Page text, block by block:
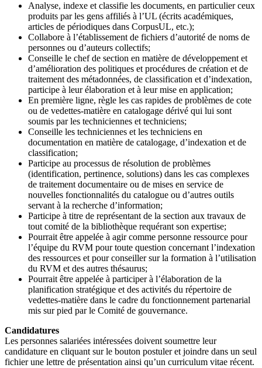
Analyse, indexe et classifie les documents, en particulier ceux
produits par les gens affiliés à l’UL (écrits académiques,
articles de périodiques dans CorpusUL, etc.);
Collabore à l’établissement de fichiers d’autorité de noms de
personnes ou d’auteurs collectifs;
Conseille le chef de section en matière de développement et
d’amélioration des politiques et procédures de création et de
traitement des métadonnées, de classification et d’indexation,
participe à leur élaboration et à leur mise en application;
En première ligne, règle les cas rapides de problèmes de cote
ou de vedettes-matière en catalogage dérivé qui lui sont
soumis par les techniciennes et techniciens;
Conseille les techniciennes et les techniciens en
documentation en matière de catalogage, d’indexation et de
classification;
Participe au processus de résolution de problèmes
(identification, pertinence, solutions) dans les cas complexes
de traitement documentaire ou de mises en service de
nouvelles fonctionnalités du catalogue ou d’autres outils
servant à la recherche d’information;
Participe à titre de représentant de la section aux travaux de
tout comité de la bibliothèque requérant son expertise;
Pourrait être appelée à agir comme personne ressource pour
l’équipe du RVM pour toute question concernant l’indexation
des ressources et pour conseiller sur la formation à l’utilisation
du RVM et des autres thésaurus;
Pourrait être appelée à participer à l’élaboration de la
planification stratégique et des activités du répertoire de
vedettes-matière dans le cadre du fonctionnement partenarial
mis sur pied par le Comité de gouvernance.
Candidatures
Les personnes salariées intéressées doivent soumettre leur
candidature en cliquant sur le bouton postuler et joindre dans un seul
fichier une lettre de présentation ainsi qu’un curriculum vitae récent.